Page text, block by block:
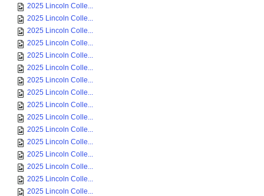
2025 Lincoln Colle...
2025 Lincoln Colle...
2025 Lincoln Colle...
2025 Lincoln Colle...
2025 Lincoln Colle...
2025 Lincoln Colle...
2025 Lincoln Colle...
2025 Lincoln Colle...
2025 Lincoln Colle...
2025 Lincoln Colle...
2025 Lincoln Colle...
2025 Lincoln Colle...
2025 Lincoln Colle...
2025 Lincoln Colle...
2025 Lincoln Colle...
2025 Lincoln Colle...